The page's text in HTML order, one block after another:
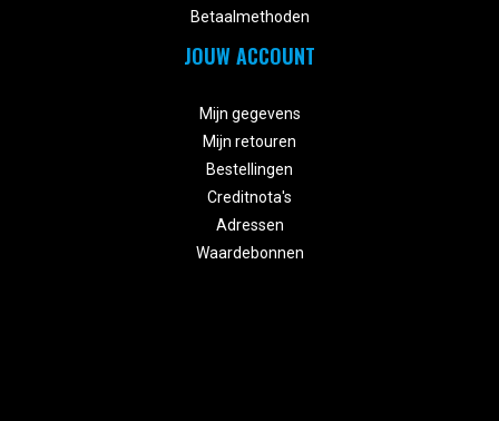
Betaalmethoden
JOUW ACCOUNT
Mijn gegevens
Mijn retouren
Bestellingen
Creditnota's
Adressen
Waardebonnen